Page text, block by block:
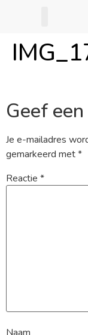
Geef
Je e-mailadres
gemarkeerd met*
Reactie *